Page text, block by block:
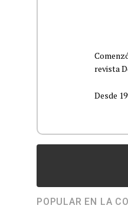
revista
Desde
POPULAR EN LA